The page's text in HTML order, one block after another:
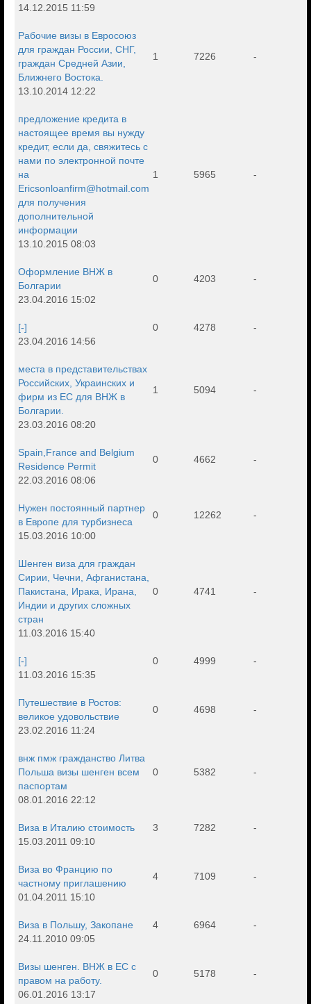
14.12.2015 11:59
Рабочие визы в Евросоюз
для граждан России, СНГ,
граждан Средней Азии,
Ближнего Востока.
13.10.2014 12:22
1 7226 -
предложение кредита в
настоящее время вы нужду
кредит, если да, свяжитесь с
нами по электронной почте
на
Ericsonloanfirm@hotmail.com
для получения
дополнительной
информации
13.10.2015 08:03
1 5965 -
Оформление ВНЖ в
Болгарии
23.04.2016 15:02
0 4203 -
[-]
23.04.2016 14:56
0 4278 -
места в представительствах
Российских, Украинских и
фирм из ЕС для ВНЖ в
Болгарии.
23.03.2016 08:20
1 5094 -
Spain,France and Belgium
Residence Permit
22.03.2016 08:06
0 4662 -
Нужен постоянный партнер
в Европе для турбизнеса
15.03.2016 10:00
0 12262 -
Шенген виза для граждан
Сирии, Чечни, Афганистана,
Пакистана, Ирака, Ирана,
Индии и других сложных
стран
11.03.2016 15:40
0 4741 -
[-]
11.03.2016 15:35
0 4999 -
Путешествие в Ростов:
великое удовольствие
23.02.2016 11:24
0 4698 -
внж пмж гражданство Литва
Польша визы шенген всем
паспортам
08.01.2016 22:12
0 5382 -
Виза в Италию стоимость
15.03.2011 09:10
3 7282 -
Виза во Францию по
частному приглашению
01.04.2011 15:10
4 7109 -
Виза в Польшу, Закопане
24.11.2010 09:05
4 6964 -
Визы шенген. ВНЖ в ЕС с
правом на работу.
06.01.2016 13:17
0 5178 -